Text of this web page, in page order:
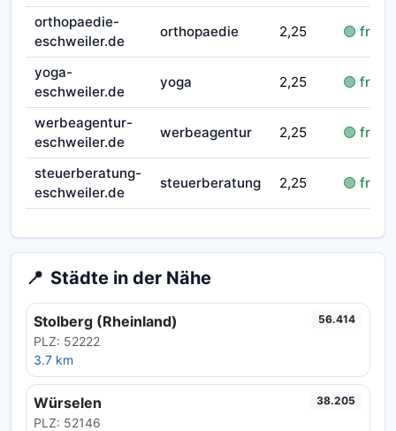
orthopaedie-
eschweiler.de
orthopaedie 2,25 🟢 frei
yoga-
eschweiler.de
yoga 2,25 🟢 frei
werbeagentur-
eschweiler.de
werbeagentur 2,25 🟢 frei
steuerberatung-
eschweiler.de
steuerberatung 2,25 🟢 frei
📍 Städte in der Nähe
Stolberg (Rheinland)
PLZ: 52222
3.7 km
56.414
Würselen
PLZ: 52146
38.205